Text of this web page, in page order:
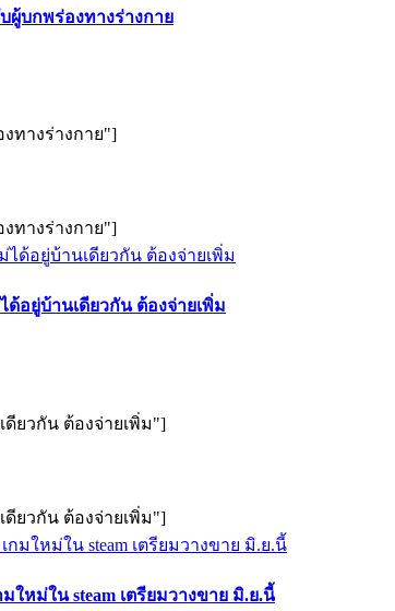
ผู้บกพร่องทางร่างกาย
งทางร่างกาย"]
งทางร่างกาย"]
อยู่บ้านเดียวกัน ต้องจ่ายเพิ่ม
ยวกัน ต้องจ่ายเพิ่ม"]
ยวกัน ต้องจ่ายเพิ่ม"]
ใหม่ใน steam เตรียมวางขาย มิ.ย.นี้